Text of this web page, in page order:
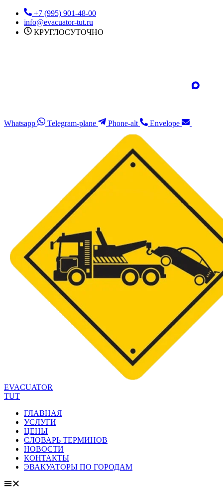
Перейти
содержимому
+7 (995) 901-48-00
info@evacuator-tut.ru
КРУГЛОСУТОЧНО
Whatsapp Telegram-plane Phone-alt Envelope
EVACUATOR
TUT
ГЛАВНАЯ
УСЛУГИ
ЦЕНЫ
СЛОВАРЬ ТЕРМИНОВ
НОВОСТИ
КОНТАКТЫ
ЭВАКУАТОРЫ ПО ГОРОДАМ